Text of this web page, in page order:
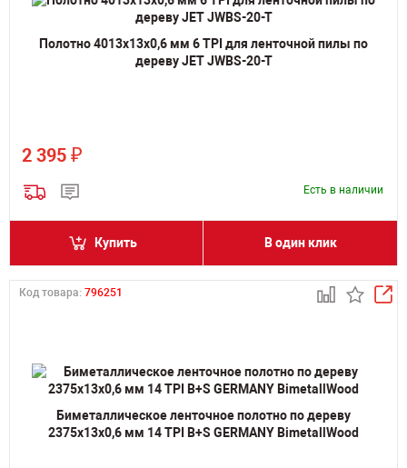
Полотно 4013х13х0,6 мм 6 TPI для ленточной пилы по
дереву JET JWBS-20-T
2 395 ₽
Есть в наличии
Купить В один клик
Код товара: 796251
Биметаллическое ленточное полотно по дереву
2375х13х0,6 мм 14 TPI B+S GERMANY BimetallWood